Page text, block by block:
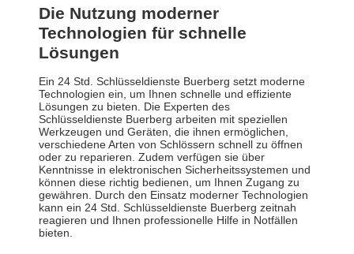
Die Nutzung moderner
Technologien für schnelle
Lösungen
Ein 24 Std. Schlüsseldienste Buerberg setzt moderne
Technologien ein, um Ihnen schnelle und effiziente
Lösungen zu bieten. Die Experten des
Schlüsseldienste Buerberg arbeiten mit speziellen
Werkzeugen und Geräten, die ihnen ermöglichen,
verschiedene Arten von Schlössern schnell zu öffnen
oder zu reparieren. Zudem verfügen sie über
Kenntnisse in elektronischen Sicherheitssystemen und
können diese richtig bedienen, um Ihnen Zugang zu
gewähren. Durch den Einsatz moderner Technologien
kann ein 24 Std. Schlüsseldienste Buerberg zeitnah
reagieren und Ihnen professionelle Hilfe in Notfällen
bieten.